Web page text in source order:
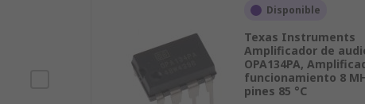
. Encuentra todo lo que necesitas antes de
. Plataforma confiable y soporte postventa.
de
circuitos integrados de amplificador de audio,
¡Pide hoy tus artículos para recibirlos cuanto antes!
Disponible
Texas Instruments
Amplificador de
OPA134PA,
funcionamiento 8
pines 85 °C